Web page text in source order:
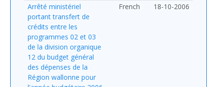
Arrêté ministériel
portant transfert de
crédits entre les
programmes 02 et 03
de la division organique
12 du budget général
des dépenses de la
Région wallonne pour
French 18-10-2006